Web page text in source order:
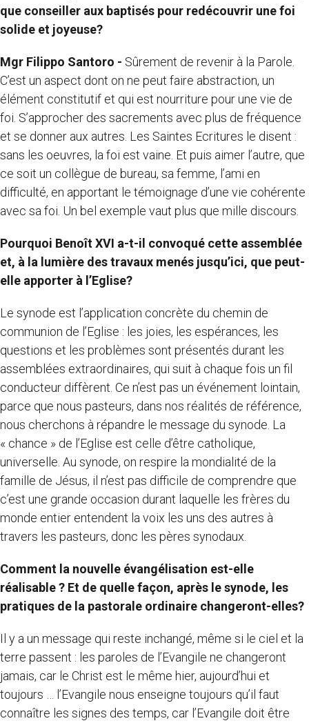
que conseiller aux baptisés pour redécouvrir une foi
solide et joyeuse?
Mgr Filippo Santoro - Sûrement de revenir à la Parole.
C’est un aspect dont on ne peut faire abstraction, un
élément constitutif et qui est nourriture pour une vie de
foi. S’approcher des sacrements avec plus de fréquence
et se donner aux autres. Les Saintes Ecritures le disent :
sans les oeuvres, la foi est vaine. Et puis aimer l’autre, que
ce soit un collègue de bureau, sa femme, l’ami en
difficulté, en apportant le témoignage d’une vie cohérente
avec sa foi. Un bel exemple vaut plus que mille discours.
Pourquoi Benoît XVI a-t-il convoqué cette assemblée
et, à la lumière des travaux menés jusqu’ici, que peut-
elle apporter à l’Eglise?
Le synode est l’application concrète du chemin de
communion de l’Eglise : les joies, les espérances, les
questions et les problèmes sont présentés durant les
assemblées extraordinaires, qui suit à chaque fois un fil
conducteur diffèrent. Ce n’est pas un événement lointain,
parce que nous pasteurs, dans nos réalités de référence,
nous cherchons à répandre le message du synode. La
« chance » de l’Eglise est celle d’être catholique,
universelle. Au synode, on respire la mondialité de la
famille de Jésus, il n’est pas difficile de comprendre que
c’est une grande occasion durant laquelle les frères du
monde entier entendent la voix les uns des autres à
travers les pasteurs, donc les pères synodaux.
Comment la nouvelle évangélisation est-elle
réalisable ? Et de quelle façon, après le synode, les
pratiques de la pastorale ordinaire changeront-elles?
Il y a un message qui reste inchangé, même si le ciel et la
terre passent : les paroles de l’Evangile ne changeront
jamais, car le Christ est le même hier, aujourd’hui et
toujours … l’Evangile nous enseigne toujours qu’il faut
connaître les signes des temps, car l’Evangile doit être